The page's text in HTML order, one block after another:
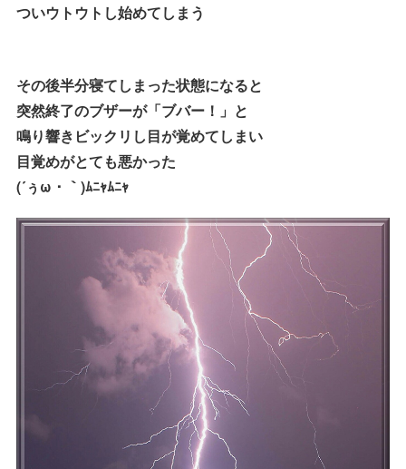
ついウトウトし始めてしまう
その後半分寝てしまった状態になると
突然終了のブザーが「ブバー！」と
鳴り響きビックリし目が覚めてしまい
目覚めがとても悪かった
(´ぅω・｀)ﾑﾆｬﾑﾆｬ